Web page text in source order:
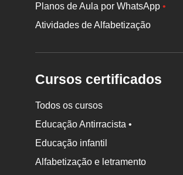
Planos de Aula por WhatsApp•
Atividades de Alfabetização
Cursos certificados
Todos os cursos
Educação Antirracista •
Educação infantil
Alfabetização e letramento